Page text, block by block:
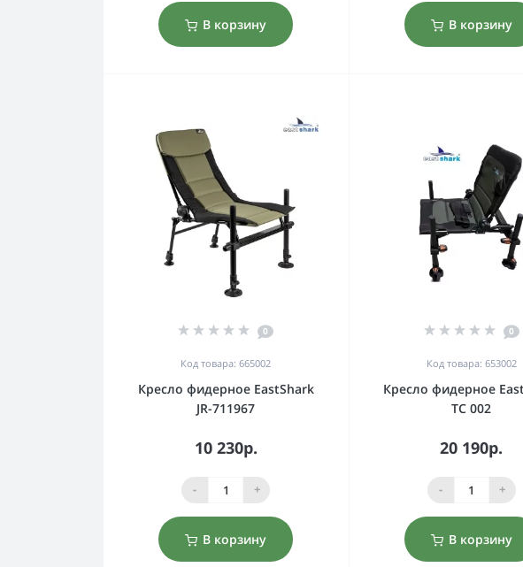
В корзину В корзину
0
Код товара: 665002
Кресло фидерное EastShark
JR-711967
10 230р.
- +
В корзину
0
Код товара: 653002
Кресло фидерное
TC 002
20 190р.
- +
В корзину